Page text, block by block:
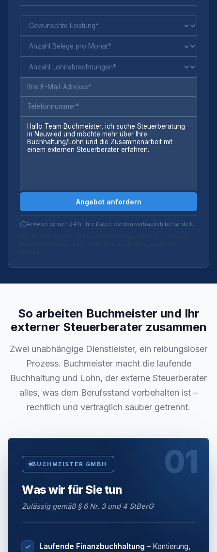
Angebot anfordern
Antwort binnen 24 h. Ihre Daten werden vertraulich behandelt.
So arbeiten Buchmeister und Ihr
externer Steuerberater zusammen
Zwei unabhängige Dienstleister, ein reibungsloser
Prozess. Buchmeister macht die laufende
Buchhaltung und Lohn, der externe Steuerberater
alles, was dem Berufsstand vorbehalten ist –
rechtlich und vertraglich sauber getrennt.
01
BUCHMEISTER GMBH
Was wir für Sie tun
Zulässig gemäß § 6 Nr. 3 und 4 StBerG
Laufende Finanzbuchhaltung – Kontierung,